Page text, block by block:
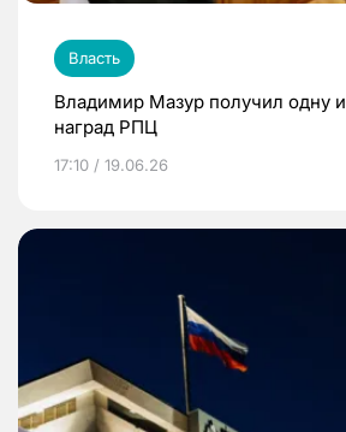
Власть
Владимир Мазур получил одну
наград РПЦ
17:10 / 19.06.26